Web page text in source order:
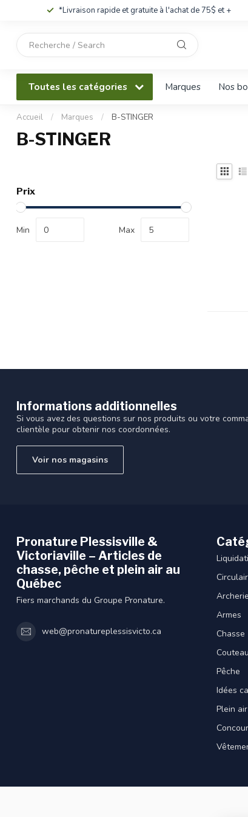
*Livraison rapide et gratuite à l'achat de 75$ et +
et
disponible.
Appuyez
se
tels
Toutes les catégories Marques Nos
Accueil / Marques / B-STINGER
B-STINGER
Prix
Min Max
Informations additionnelles
Si vous avez des questions sur nos produits ou votre
clientèle pour obtenir nos coordonnées.
Voir nos magasins
Pronature Plessisville &
Victoriaville – Articles de
chasse, pêche et plein air au
Québec
Fiers marchands du Groupe Pronature.
web@pronatureplessisvicto.ca
Archerie
Armes
Chasse
Pêche
Idées
Plein air